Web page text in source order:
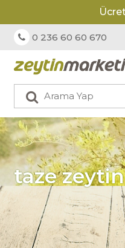
0 236 60 60 670
taze zeytin